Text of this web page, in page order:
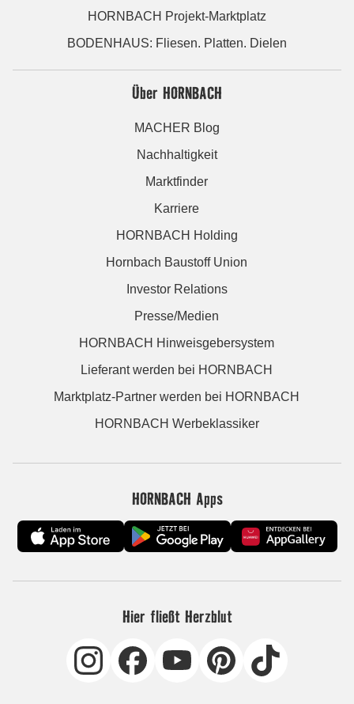
HORNBACH Projekt-Marktplatz
BODENHAUS: Fliesen. Platten. Dielen
Über HORNBACH
MACHER Blog
Nachhaltigkeit
Marktfinder
Karriere
HORNBACH Holding
Hornbach Baustoff Union
Investor Relations
Presse/Medien
HORNBACH Hinweisgebersystem
Lieferant werden bei HORNBACH
Marktplatz-Partner werden bei HORNBACH
HORNBACH Werbeklassiker
HORNBACH Apps
Hier fließt Herzblut